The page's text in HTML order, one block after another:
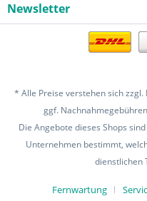
Newsletter
* Alle Preise verstehen sich
ggf.
Die Angebote dieses Shops
Unternehmen bestimmt,
dienstlichen
Fernwartung